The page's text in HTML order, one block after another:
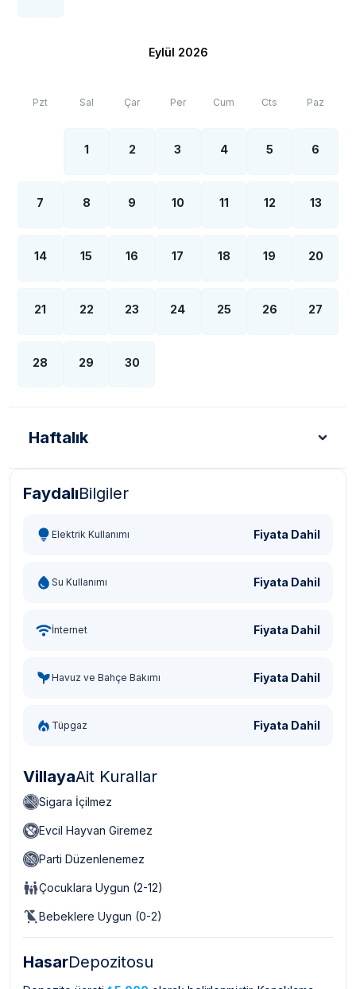
Eylül 2026
Pzt Sal Çar Per Cum Cts Paz
1 2 3 4 5 6
7 8 9 10 11 12 13
14 15 16 17 18 19 20
21 22 23 24 25 26 27
28 29 30
Haftalık
Türk Lirası - TL
FaydalıBilgiler
Elektrik Kullanımı Fiyata Dahil
Su Kullanımı Fiyata Dahil
İnternet Fiyata Dahil
Havuz ve Bahçe Bakımı Fiyata Dahil
Tüpgaz Fiyata Dahil
VillayaAit Kurallar
Sigara İçilmez
Evcil Hayvan Giremez
Parti Düzenlenemez
Çocuklara Uygun (2-12)
Bebeklere Uygun (0-2)
HasarDepozitosu